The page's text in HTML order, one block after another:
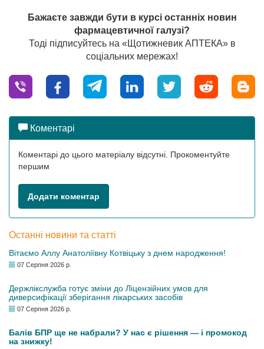
Бажаєте завжди бути в курсі останніх новин
фармацевтичної галузі?
Тоді підписуйтесь на «Щотижневик АПТЕКА» в
соціальних мережах!
Коментарі
Коментарі до цього матеріалу відсутні. Прокоментуйте
першим
Додати коментар
Останні новини та статті
Вітаємо Аллу Анатоліївну Котвіцьку з днем народження!
07 Серпня 2026 р.
Держлікслужба готує зміни до Ліцензійних умов для
диверсифікації зберігання лікарських засобів
07 Серпня 2026 р.
Балів БПР ще не набрали? У нас є рішення — і промокод
на знижку!